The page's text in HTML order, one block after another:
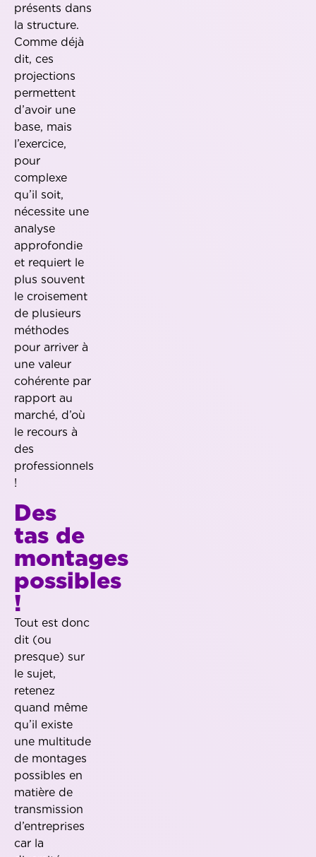
présents dans
la structure.
Comme déjà
dit, ces
projections
permettent
d’avoir une
base, mais
l’exercice,
pour
complexe
qu’il soit,
nécessite une
analyse
approfondie
et requiert le
plus souvent
le croisement
de plusieurs
méthodes
pour arriver à
une valeur
cohérente par
rapport au
marché, d’où
le recours à
des
professionnels
!
Des
tas de
montages
possibles
!
Tout est donc
dit (ou
presque) sur
le sujet,
retenez
quand même
qu’il existe
une multitude
de montages
possibles en
matière de
transmission
d’entreprises
car la